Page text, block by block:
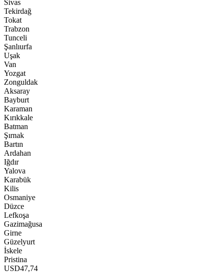
Sivas
Tekirdağ
Tokat
Trabzon
Tunceli
Şanlıurfa
Uşak
Van
Yozgat
Zonguldak
Aksaray
Bayburt
Karaman
Kırıkkale
Batman
Şırnak
Bartın
Ardahan
Iğdır
Yalova
Karabük
Kilis
Osmaniye
Düzce
Lefkoşa
Gazimağusa
Girne
Güzelyurt
İskele
Pristina
USD47,74